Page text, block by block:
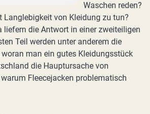
Waschen reden?
Langlebigkeit von Kleidung zu tun?
liefern die Antwort in einer zweiteiligen
Teil werden unter anderem die
man ein gutes Kleidungsstück
die Hauptursache von
Fleecejacken problematisch